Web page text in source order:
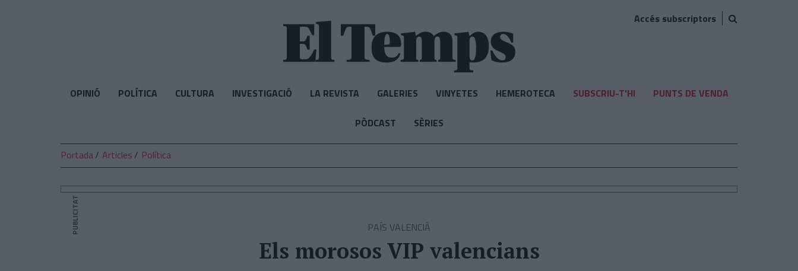
Accés subscriptors
OPINIÓ POLÍTICA CULTURA INVESTIGACIÓ LA REVISTA GALERIES VINYETES HEMEROTECA SUBSCRIU-T'HI PUNTS DE VENDA
PÒDCAST SÈRIES
Portada Articles Política
PUBLICITAT PAÍS VALENCIÀ
Els morosos VIP valencians